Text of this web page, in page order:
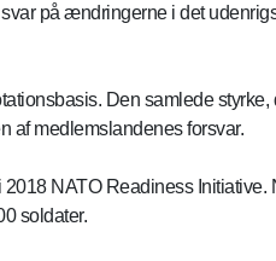
på ændringerne i det
Den samlede
af medlemslandenes forsvar.
NATO Readiness
soldater.